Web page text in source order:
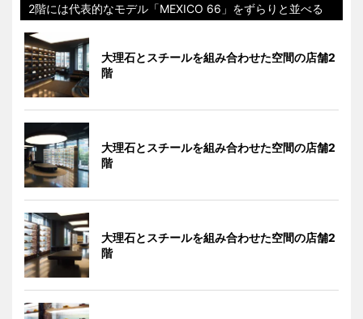
2階には代表的なモデル「MEXICO 66」をずらりと並べる
大理石とスチールを組み合わせた空間の店舗2
階
大理石とスチールを組み合わせた空間の店舗2
階
大理石とスチールを組み合わせた空間の店舗2
階